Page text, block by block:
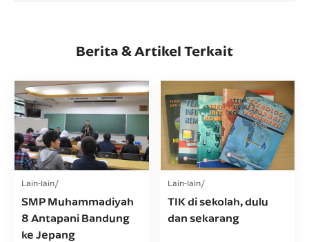
Berita & Artikel Terkait
Lain-lain
SMP Muhammadiyah
8 Antapani Bandung
ke Jepang
Lain-lain
TIK di sekolah, dulu
dan sekarang